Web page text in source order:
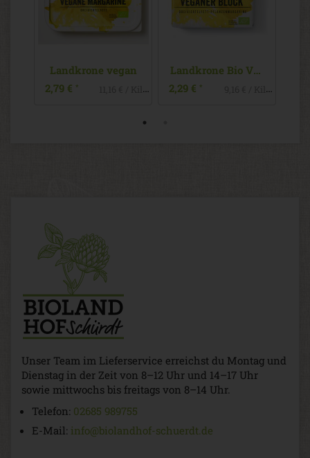
Landkrone vegan
2,79 € * 11,16 € / Kilogramm
Landkrone Bio Veganer Block
2,29 € * 9,16 € / Kilogramm
Unser Team im Lieferservice erreichst du Montag und
Dienstag in der Zeit von 8–12 Uhr und 14–17 Uhr
sowie mittwochs bis freitags von 8–14 Uhr.
Telefon: 02685 989755
E-Mail: info@biolandhof-schuerdt.de